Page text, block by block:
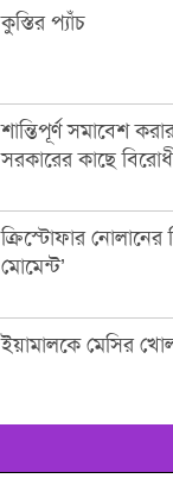
কুস্তির প্যাঁচ
শান্তিপূর্ণ সমাবেশ
সরকারের কাছে
ক্রিস্টোফার নোলানের
মোমেন্ট’
ইয়ামালকে মেসির